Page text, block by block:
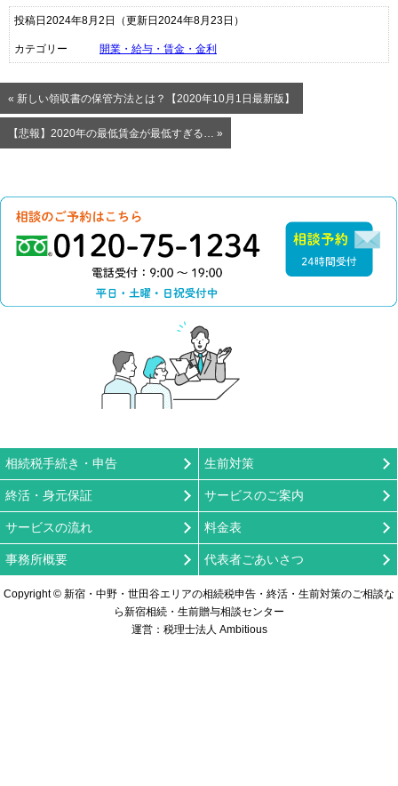
投稿日2024年8月2日 （更新日2024年8月23日）
カテゴリー 開業・給与・賃金・金利
« 新しい領収書の保管方法とは？【2020年10月1日最新版】
【悲報】2020年の最低賃金が最低すぎる… »
0120-75-1234（電
相続税手続き・申告 生前対策
終活・身元保証 サービスのご案内
サービスの流れ 料金表
事務所概要 代表者ごあいさつ
Copyright © 新宿・中野・世田谷エリアの相続税申告・終活・生前対策のご相談な
ら新宿相続・生前贈与相談センター
運営：税理士法人 Ambitious